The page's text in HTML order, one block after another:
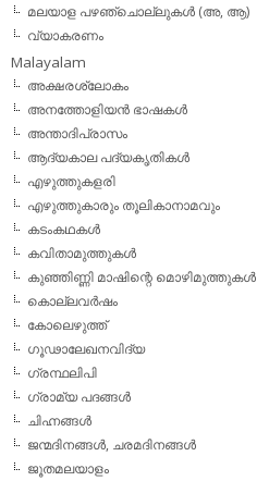
മലയാള പഴഞ്ചൊല്ലുകൾ (അ, ആ)
വ്യാകരണം
Malayalam
അക്ഷരശ്ലോകം
അനത്തോളിയന്‍ ഭാഷകള്‍
അന്താദിപ്രാസം
ആദ്യകാല പദ്യകൃതികള്‍
എഴുത്തുകളരി
എഴുത്തുകാരും തൂലികാനാമവും
കടംകഥകള്‍
കവിതാമുത്തുകള്‍
കുഞ്ഞിണ്ണി മാഷിന്റെ മൊഴിമുത്തുകള്‍
കൊല്ലവര്‍ഷം
കോലെഴുത്ത്
ഗൂഢാലേഖനവിദ്യ
ഗ്രന്ഥലിപി
ഗ്രാമ്യ പദങ്ങള്‍
ചിഹ്നങ്ങള്‍
ജന്മദിനങ്ങള്‍, ചരമദിനങ്ങള്‍
ജൂതമലയാളം